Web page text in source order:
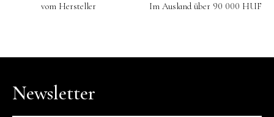
vom Hersteller Im Ausland über 90 000 HUF
Newsletter